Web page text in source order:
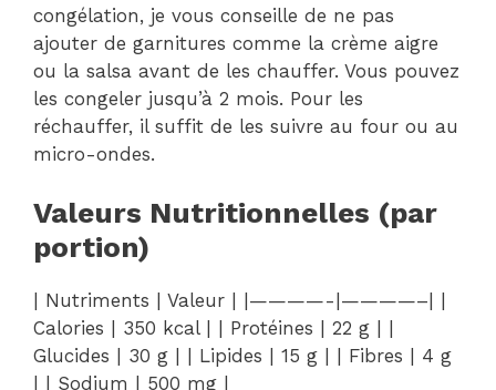
congélation, je vous conseille de ne pas
ajouter de garnitures comme la crème aigre
ou la salsa avant de les chauffer. Vous pouvez
les congeler jusqu’à 2 mois. Pour les
réchauffer, il suffit de les suivre au four ou au
micro-ondes.
Valeurs Nutritionnelles (par
portion)
| Nutriments | Valeur | |————-|————–| |
Calories | 350 kcal | | Protéines | 22 g | |
Glucides | 30 g | | Lipides | 15 g | | Fibres | 4 g
| | Sodium | 500 mg |